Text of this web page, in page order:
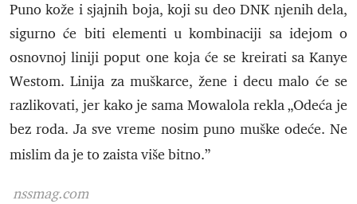
Puno kože i sjajnih boja, koji su deo DNK njenih dela,
sigurno će biti elementi u kombinaciji sa idejom o
osnovnoj liniji poput one koja će se kreirati sa Kanye
Westom. Linija za muškarce, žene i decu malo će se
razlikovati, jer kako je sama Mowalola rekla „Odeća je
bez roda. Ja sve vreme nosim puno muške odeće. Ne
mislim da je to zaista više bitno.”
nssmag.com